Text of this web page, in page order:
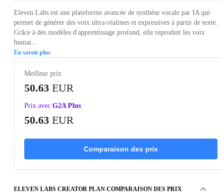
Eleven Labs est une plateforme avancée de synthèse vocale par IA qui
permet de générer des voix ultra-réalistes et expressives à partir de texte.
Grâce à des modèles d'apprentissage profond, elle reproduit les voix
humai...
En savoir plus
Meilleur prix
50.63 EUR
Prix avec G2A Plus
50.63 EUR
Comparaison des prix
ELEVEN LABS CREATOR PLAN COMPARAISON DES PRIX